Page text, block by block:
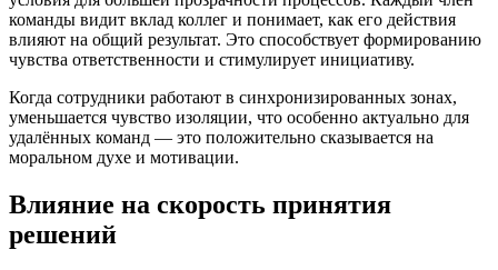
команды видит вклад коллег и понимает, как его действия
влияют на общий результат. Это способствует формированию
чувства ответственности и стимулирует инициативу.
Когда сотрудники работают в синхронизированных зонах,
уменьшается чувство изоляции, что особенно актуально для
удалённых команд — это положительно сказывается на
моральном духе и мотивации.
Влияние на скорость принятия
решений